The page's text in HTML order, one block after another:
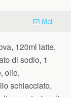
Mail
120ml latte,
di sodio, 1
olio,
schiacciato,